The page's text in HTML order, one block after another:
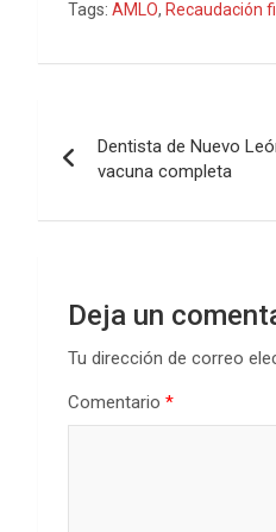
Tags: AMLO, Recaudación
de
entradas
Dentista de Nuevo
vacuna completa
Deja un
Tu dirección de correo
Comentario *